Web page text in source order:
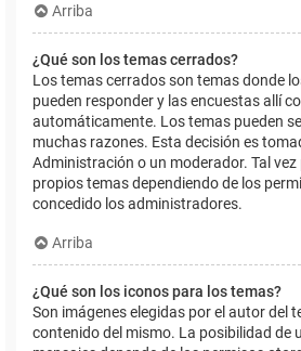
Arriba
¿Qué son los temas cerrados?
Los temas cerrados son temas donde
pueden responder y las encuestas allí
automáticamente. Los temas pueden
muchas razones. Esta decisión es
Administración o un moderador. Tal
propios temas dependiendo de los
concedido los administradores.
Arriba
¿Qué son los iconos para los temas?
Son imágenes elegidas por el autor del
contenido del mismo. La posibilidad de